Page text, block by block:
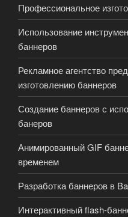
Профессиональное
Использование
баннеров
Рекламное агентство
изготовлению баннеров
Создание баннеров с
банеров
Анимированный GIF
временем
Разработка баннеров в
Интерактивный flash-